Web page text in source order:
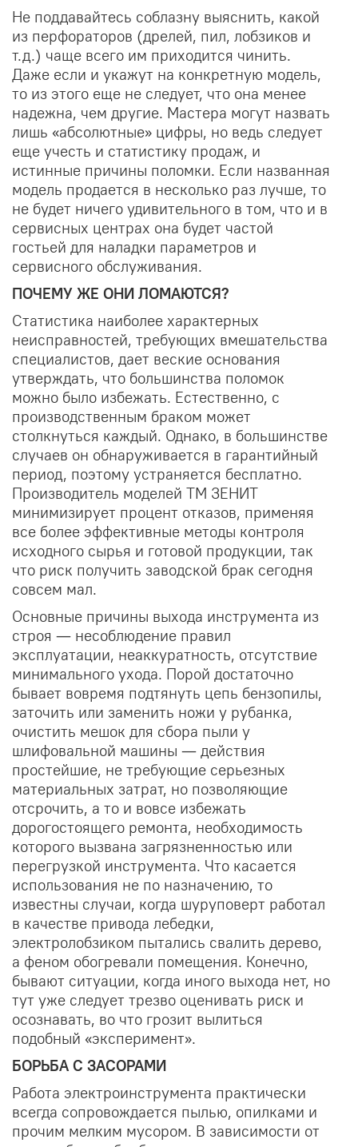
Не поддавайтесь соблазну выяснить, какой
из перфораторов (дрелей, пил, лобзиков и
т.д.) чаще всего им приходится чинить.
Даже если и укажут на конкретную модель,
то из этого еще не следует, что она менее
надежна, чем другие. Мастера могут назвать
лишь «абсолютные» цифры, но ведь следует
еще учесть и статистику продаж, и
истинные причины поломки. Если названная
модель продается в несколько раз лучше, то
не будет ничего удивительного в том, что и в
сервисных центрах она будет частой
гостьей для наладки параметров и
сервисного обслуживания.
ПОЧЕМУ ЖЕ ОНИ ЛОМАЮТСЯ?
Статистика наиболее характерных
неисправностей, требующих вмешательства
специалистов, дает веские основания
утверждать, что большинства поломок
можно было избежать. Естественно, с
производственным браком может
столкнуться каждый. Однако, в большинстве
случаев он обнаруживается в гарантийный
период, поэтому устраняется бесплатно.
Производитель моделей ТМ ЗЕНИТ
минимизирует процент отказов, применяя
все более эффективные методы контроля
исходного сырья и готовой продукции, так
что риск получить заводской брак сегодня
совсем мал.
Основные причины выхода инструмента из
строя — несоблюдение правил
эксплуатации, неаккуратность, отсутствие
минимального ухода. Порой достаточно
бывает вовремя подтянуть цепь бензопилы,
заточить или заменить ножи у рубанка,
очистить мешок для сбора пыли у
шлифовальной машины — действия
простейшие, не требующие серьезных
материальных затрат, но позволяющие
отсрочить, а то и вовсе избежать
дорогостоящего ремонта, необходимость
которого вызвана загрязненностью или
перегрузкой инструмента. Что касается
использования не по назначению, то
известны случаи, когда шуруповерт работал
в качестве привода лебедки,
электролобзиком пытались свалить дерево,
а феном обогревали помещения. Конечно,
бывают ситуации, когда иного выхода нет, но
тут уже следует трезво оценивать риск и
осознавать, во что грозит вылиться
подобный «эксперимент».
БОРЬБА С ЗАСОРАМИ
Работа электроинструмента практически
всегда сопровождается пылью, опилками и
прочим мелким мусором. В зависимости от